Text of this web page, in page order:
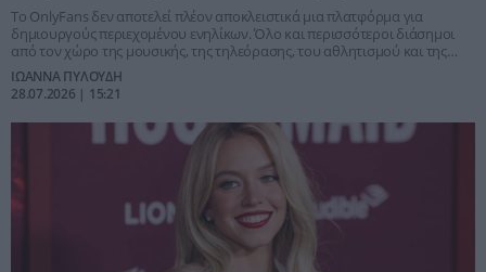
Το OnlyFans δεν αποτελεί πλέον αποκλειστικά μια πλατφόρμα για
δημιουργούς περιεχομένου ενηλίκων. Όλο και περισσότεροι διάσημοι
από τον χώρο της μουσικής, της τηλεόρασης, του αθλητισμού και της
ψυχαγωγίας επιλέγουν να δημιουργήσουν τους δικούς τους
λογαριασμούς, προσφέροντας αποκλειστικό υλικό στους θαυμαστές τους
και δημιουργώντας μια νέα πηγή εσόδων.
ΙΩΑΝΝΑ ΠΥΛΟΥΔΗ
28.07.2026 | 15:21